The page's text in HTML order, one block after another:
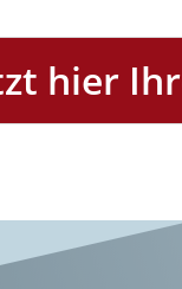
hier